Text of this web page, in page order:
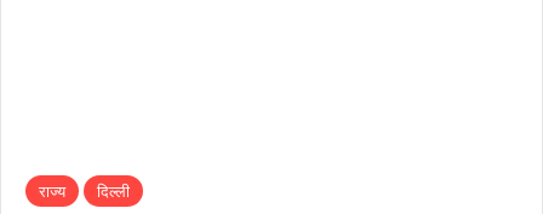
राज्य दिल्ली